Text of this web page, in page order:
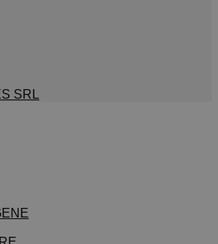
SRL